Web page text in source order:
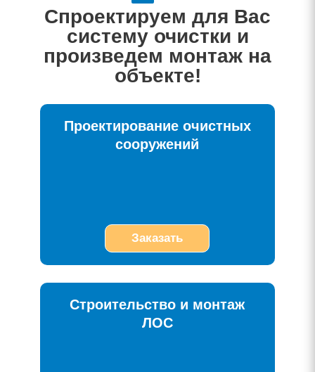
Спроектируем для Вас
систему очистки и
произведем монтаж на
объекте!
Проектирование очистных
сооружений
Заказать
Строительство и монтаж
ЛОС